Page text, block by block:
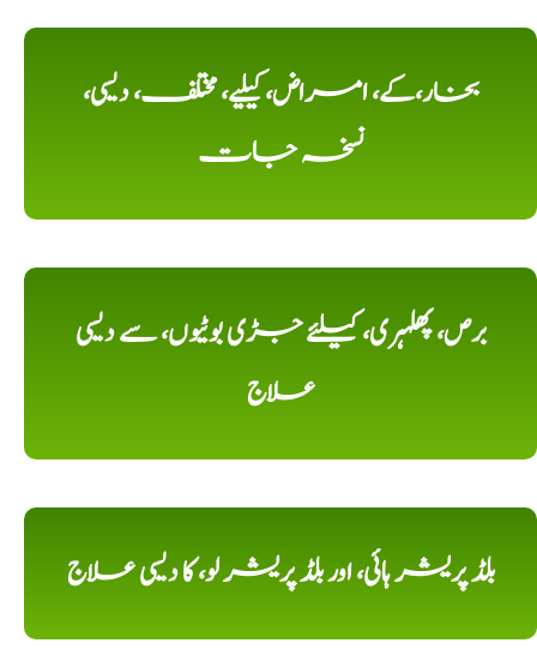
بخار،کے، امراض، کیلیے، مختلف، دیسی،
نسخہ جات
برص، پھلہری، کیلئے جڑی بوٹیوں، سے دیسی
علاج
بلڈ پریشر ہائی، اور بلڈ پریشر لو، کا دیسی علاج